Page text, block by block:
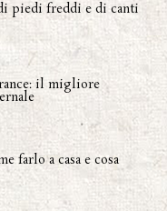
piedi freddi e di canti
il migliore
farlo a casa e cosa